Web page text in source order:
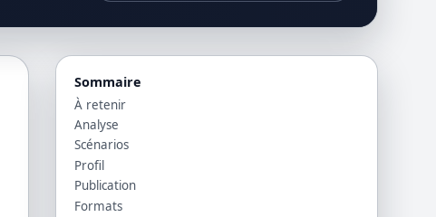
Sommaire
À retenir
Analyse
Scénarios
Profil
Publication
Formats